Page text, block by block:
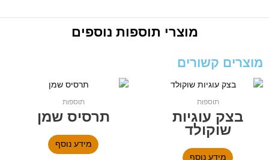
מוצרי תוספות נוספים
מוצרים קשורים
תוספות
בצק עוגיות
שוקולד
מידע נוסף
תוספות
תרסיס שמן
מידע נוסף